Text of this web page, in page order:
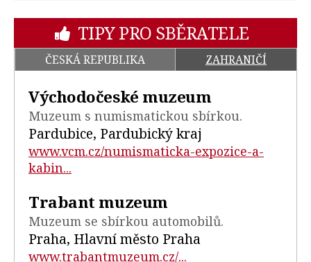
TIPY PRO SBĚRATELE
ČESKÁ REPUBLIKA ZAHRANIČÍ
Východočeské muzeum
Muzeum s numismatickou sbírkou.
Pardubice, Pardubický kraj
www.vcm.cz/numismaticka-expozice-a-
kabin...
Trabant muzeum
Muzeum se sbírkou automobilů.
Praha, Hlavní město Praha
www.trabantmuzeum.cz/...